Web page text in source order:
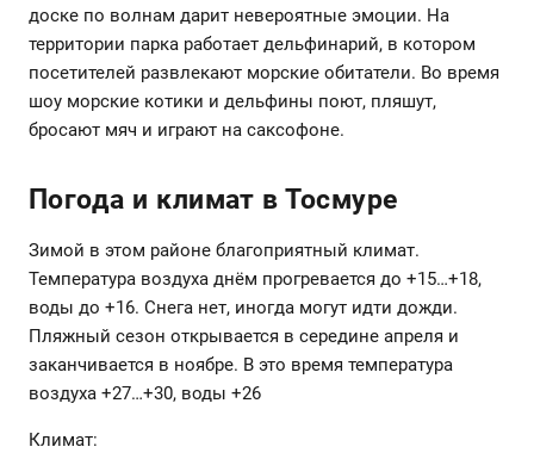
доске по волнам дарит невероятные эмоции. На
территории парка работает дельфинарий, в котором
посетителей развлекают морские обитатели. Во время
шоу морские котики и дельфины поют, пляшут,
бросают мяч и играют на саксофоне.
Погода и климат в Тосмуре
Зимой в этом районе благоприятный климат.
Температура воздуха днём прогревается до +15…+18,
воды до +16. Снега нет, иногда могут идти дожди.
Пляжный сезон открывается в середине апреля и
заканчивается в ноябре. В это время температура
воздуха +27…+30, воды +26
Климат: